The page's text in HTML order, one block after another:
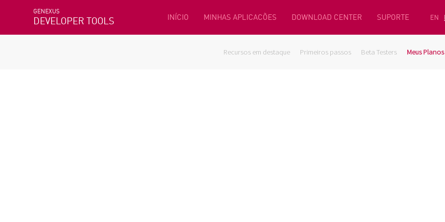
GENEXUS
DEVELOPER TOOLS INÍCIO MINHAS APLICACÕES DOWNLOAD CENTER SUPORTE EN
Recursos em destaque Primeiros passos Beta Testers Meus Planos